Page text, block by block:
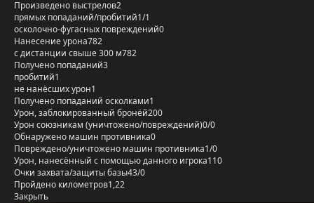
Произведено выстрелов2
прямых попаданий/пробитий1/1
осколочно-фугасных повреждений0
Нанесение урона782
с дистанции свыше 300 м782
Получено попаданий3
пробитий1
не нанёсших урон1
Получено попаданий осколками1
Урон, заблокированный бронёй200
Урон союзникам (уничтожено/повреждений)0/0
Обнаружено машин противника0
Повреждено/уничтожено машин противника1/0
Урон, нанесённый с помощью данного игрока110
Очки захвата/защиты базы43/0
Пройдено километров1,22
Закрыть